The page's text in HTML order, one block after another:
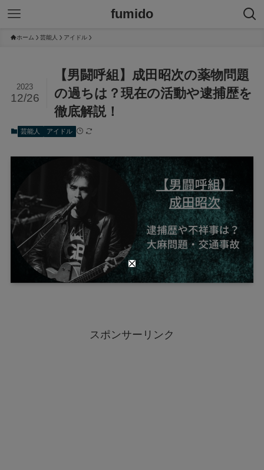
fumido
ホーム 芸能人 アイドル
【男闘呼組】成田昭次の薬物問題
の過ちは？現在の活動や逮捕歴を
徹底解説！
2023
12/26
芸能人 アイドル
スポンサーリンク